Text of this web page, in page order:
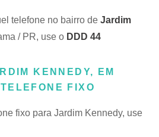
telefone no bairro de Jardim
/ PR, use o DDD 44
KENNEDY, EM
FIXO
fixo para Jardim Kennedy, use